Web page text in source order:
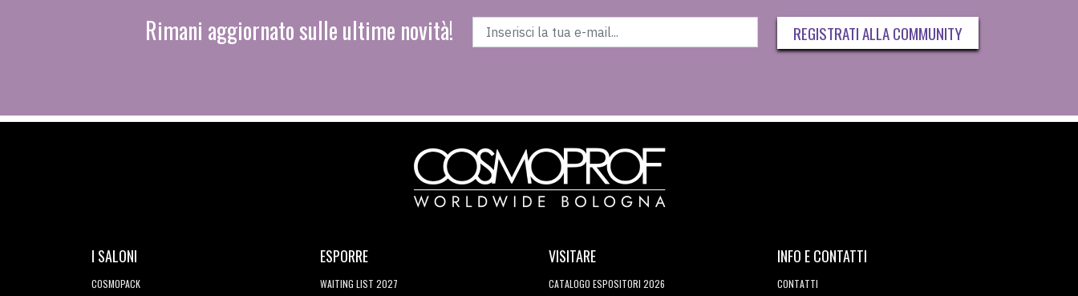
Rimani aggiornato sulle ultime novità! REGISTRATI ALLA COMMUNITY
I SALONI
COSMOPACK
ESPORRE
WAITING LIST 2027
VISITARE
CATALOGO ESPOSITORI 2026
INFO E CONTATTI
CONTATTI